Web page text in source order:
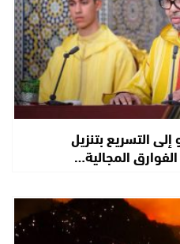
التسريع بتنزيل
المجالية…